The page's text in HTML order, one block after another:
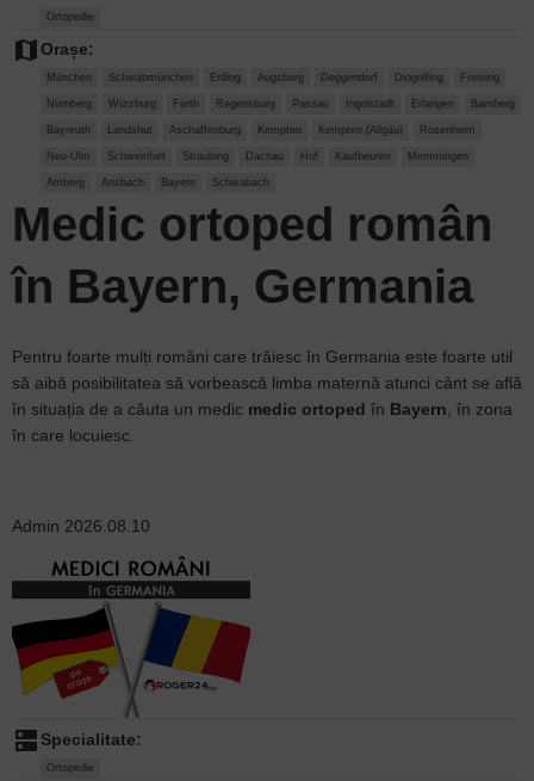
Ortopedie
map Orașe:
München Schwabmünchen Erding Augsburg Deggendorf Dingolfing Freising
Nürnberg Würzburg Fürth Regensburg Passau Ingolstadt Erlangen Bamberg
Bayreuth Landshut Aschaffenburg Kempten Kempten (Allgäu) Rosenheim
Neu-Ulm Schweinfurt Straubing Dachau Hof Kaufbeuren Memmingen
Amberg Ansbach Bayern Schwabach
Medic ortoped român
în Bayern, Germania
Pentru foarte mulți români care trăiesc în Germania este foarte util
să aibă posibilitatea să vorbească limba maternă atunci cânt se află
în situația de a căuta un medic medic ortoped în Bayern , în zona
în care locuiesc.
Admin 2026.08.10
dns Specialitate:
Ortopedie